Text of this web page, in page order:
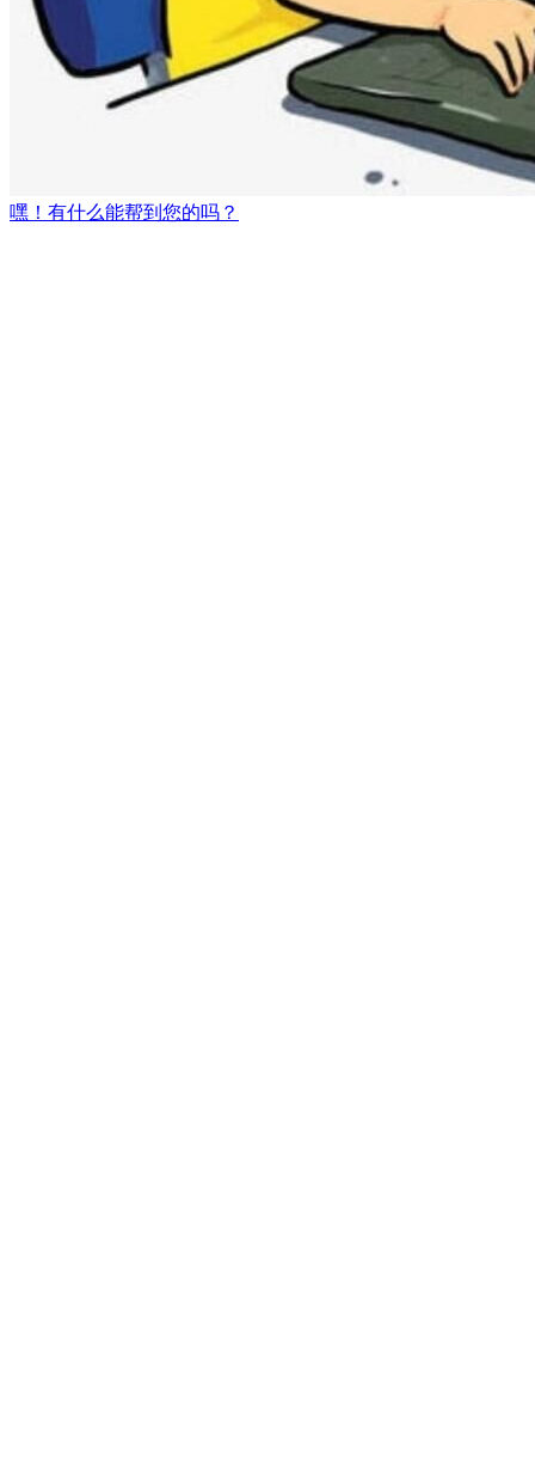
嘿！有什么能帮到您的吗？